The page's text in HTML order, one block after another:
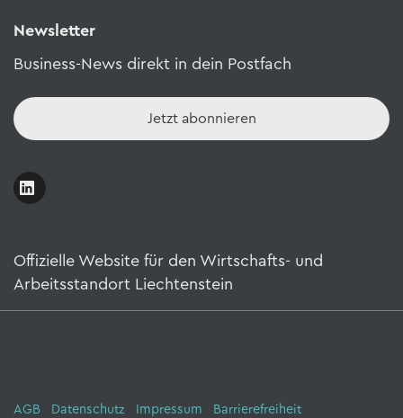
Newsletter
Business-News direkt in dein Postfach
Jetzt abonnieren
Offizielle Website für den Wirtschafts- und
Arbeitsstandort Liechtenstein
AGB Datenschutz Impressum Barrierefreiheit